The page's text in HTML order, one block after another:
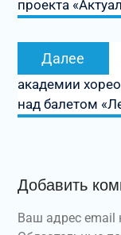
записям
проекта
Далее
академии
над балетом
Добавить
Ваш адрес email